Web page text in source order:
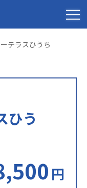
テラスひうち
ひう
円